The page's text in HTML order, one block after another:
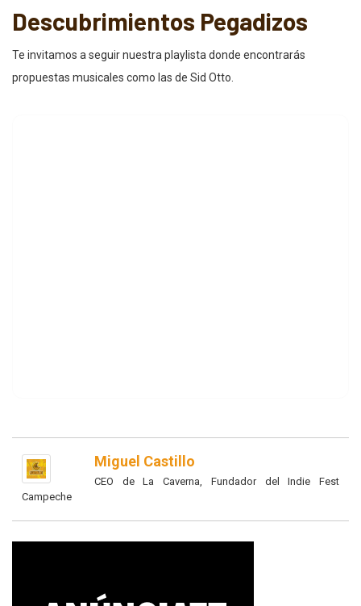
Descubrimientos Pegadizos
Te invitamos a seguir nuestra playlista donde encontrarás
propuestas musicales como las de Sid Otto.
Miguel Castillo
CEO de La Caverna, Fundador del Indie Fest
Campeche